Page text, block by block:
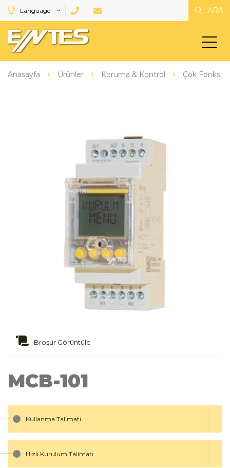
Language ARA
Anasayfa Ürünler Koruma & Kontrol Çok
Broşür Görüntüle
MCB-101
Kullanma Talimatı
Hızlı Kurulum Talimatı